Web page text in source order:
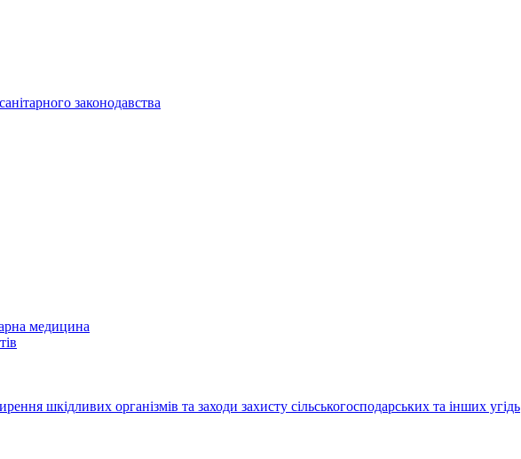
законодавства
медицина
шкідливих організмів та заходи захисту сільськогосподарських та інших угідь